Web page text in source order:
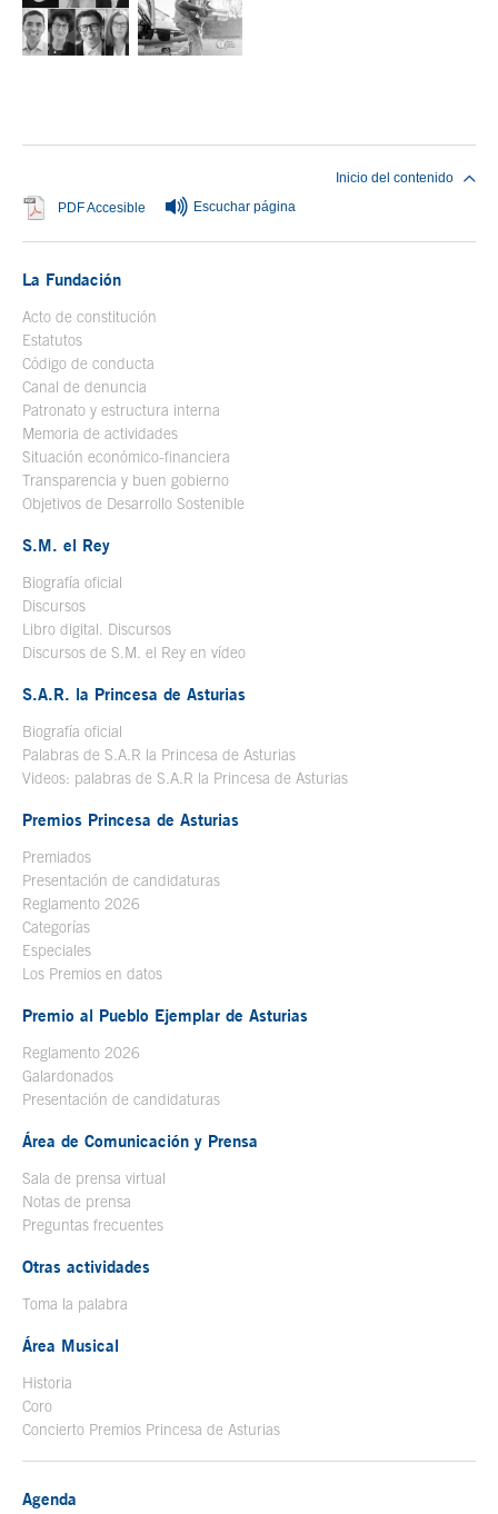
PDF Accesible Se abre en ventana nueva
Escuchar página
Inicio del contenido
La Fundación
Acto de constitución
Estatutos
Código de conducta
Canal de denuncia
Patronato y estructura interna
Memoria de actividades
Situación económico-financiera
Transparencia y buen gobierno
Objetivos de Desarrollo Sostenible
S.M. el Rey
Biografía oficial
Discursos
Libro digital. Discursos
Discursos de S.M. el Rey en vídeo
S.A.R. la Princesa de Asturias
Biografía oficial
Palabras de S.A.R la Princesa de Asturias
Videos: palabras de S.A.R la Princesa de Asturias
Premios Princesa de Asturias
Premiados
Presentación de candidaturas
Reglamento 2026
Categorías
Especiales
Los Premios en datos
Premio al Pueblo Ejemplar de Asturias
Reglamento 2026
Galardonados
Presentación de candidaturas
Área de Comunicación y Prensa
Sala de prensa virtual
Notas de prensa
Preguntas frecuentes
Otras actividades
Toma la palabra
Área Musical
Historia
Coro
Concierto Premios Princesa de Asturias
Agenda